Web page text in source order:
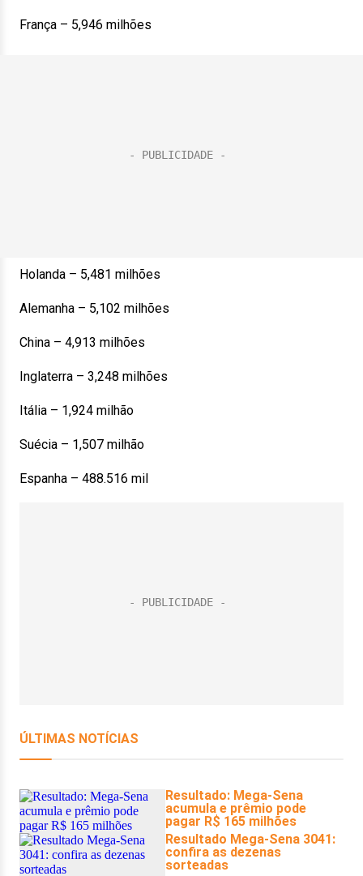
França – 5,946 milhões
Holanda – 5,481 milhões
Alemanha – 5,102 milhões
China – 4,913 milhões
Inglaterra – 3,248 milhões
Itália – 1,924 milhão
Suécia – 1,507 milhão
Espanha – 488.516 mil